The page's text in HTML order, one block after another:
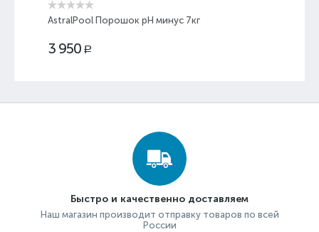
AstralPool Порошок pH минус 7кг
3 950 Р
Быстро и качественно доставляем
Наш магазин производит отправку товаров по всей
России